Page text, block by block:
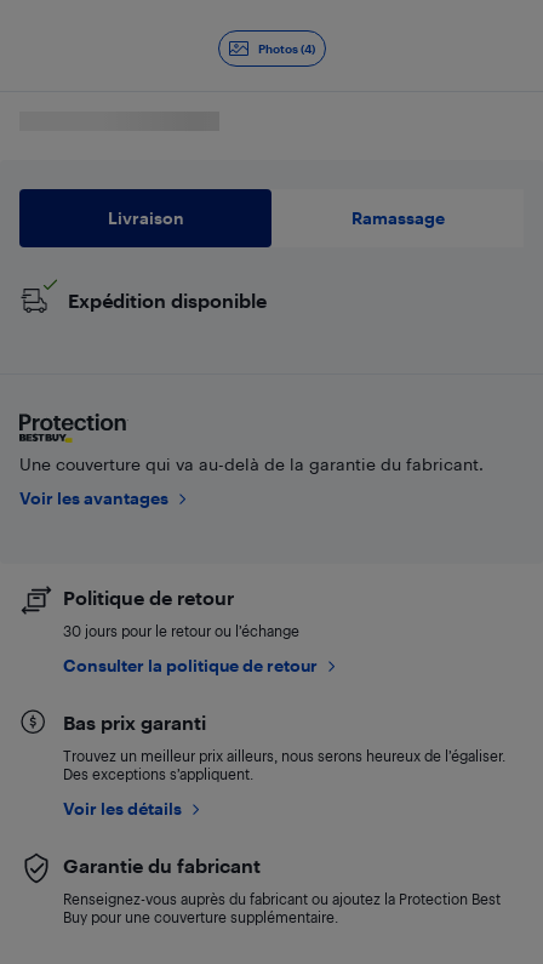
Photos (4)
Livraison Ramassage
Expédition disponible
Une couverture qui va au-delà de la garantie du fabricant.
Voir les avantages
Politique de retour
30 jours pour le retour ou l’échange
Consulter la politique de retour
Bas prix garanti
Trouvez un meilleur prix ailleurs, nous serons heureux de l’égaliser.
Des exceptions s’appliquent.
Voir les détails
Garantie du fabricant
Renseignez-vous auprès du fabricant ou ajoutez la Protection Best
Buy pour une couverture supplémentaire.